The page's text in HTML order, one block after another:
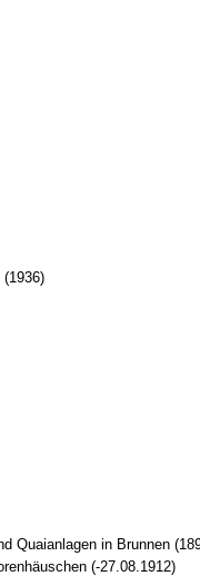
Quaianlagen in Brunnen
(-27.08.1912)